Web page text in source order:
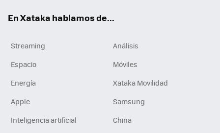
En Xataka hablamos de...
Streaming
Análisis
Espacio
Móviles
Energía
Xataka Movilidad
Apple
Samsung
Inteligencia artificial
China